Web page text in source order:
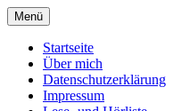
Zum
Inhalt
springen
Menü
Startseite
Über mich
Datenschutzerklärung
Impressum